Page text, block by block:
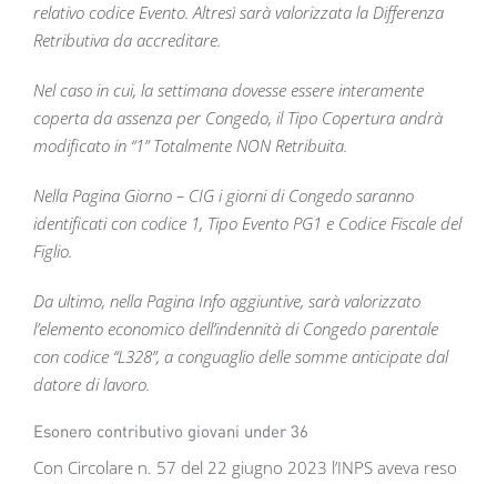
relativo codice Evento. Altresì sarà valorizzata la Differenza
Retributiva da accreditare.
Nel caso in cui, la settimana dovesse essere interamente
coperta da assenza per Congedo, il Tipo Copertura andrà
modificato in “1” Totalmente NON Retribuita.
Nella Pagina Giorno – CIG i giorni di Congedo saranno
identificati con codice 1, Tipo Evento PG1 e Codice Fiscale del
Figlio.
Da ultimo, nella Pagina Info aggiuntive, sarà valorizzato
l’elemento economico dell’indennità di Congedo parentale
con codice “L328”, a conguaglio delle somme anticipate dal
datore di lavoro.
Esonero contributivo giovani under 36
Con Circolare n. 57 del 22 giugno 2023 l’INPS aveva reso